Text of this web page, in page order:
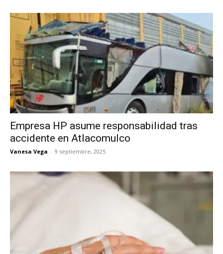
Empresa HP asume responsabilidad tras
accidente en Atlacomulco
Vanesa Vega - 9 septiembre, 2025